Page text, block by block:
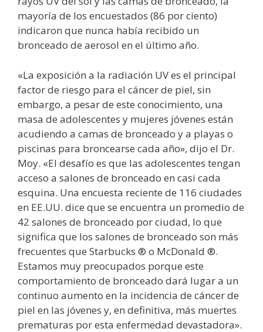
mayoría de los encuestados (86 por ciento)
indicaron que nunca había recibido un
bronceado de aerosol en el último año.
«La exposición a la radiación UV es el principal
factor de riesgo para el cáncer de piel, sin
embargo, a pesar de este conocimiento, una
masa de adolescentes y mujeres jóvenes están
acudiendo a camas de bronceado y a playas o
piscinas para broncearse cada año», dijo el Dr.
Moy. «El desafío es que las adolescentes tengan
acceso a salones de bronceado en casi cada
esquina. Una encuesta reciente de 116 ciudades
en EE.UU. dice que se encuentra un promedio de
42 salones de bronceado por ciudad, lo que
significa que los salones de bronceado son más
frecuentes que Starbucks ® o McDonald ®.
Estamos muy preocupados porque este
comportamiento de bronceado dará lugar a un
continuo aumento en la incidencia de cáncer de
piel en las jóvenes y, en definitiva, más muertes
prematuras por esta enfermedad devastadora».